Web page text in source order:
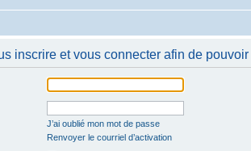
inscrire et vous connecter afin de
J’ai oublié mon mot de passe
Renvoyer le courriel d’activation